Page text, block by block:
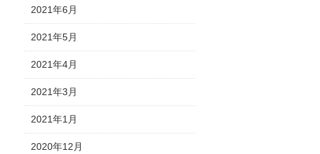
2021年6月
2021年5月
2021年4月
2021年3月
2021年1月
2020年12月